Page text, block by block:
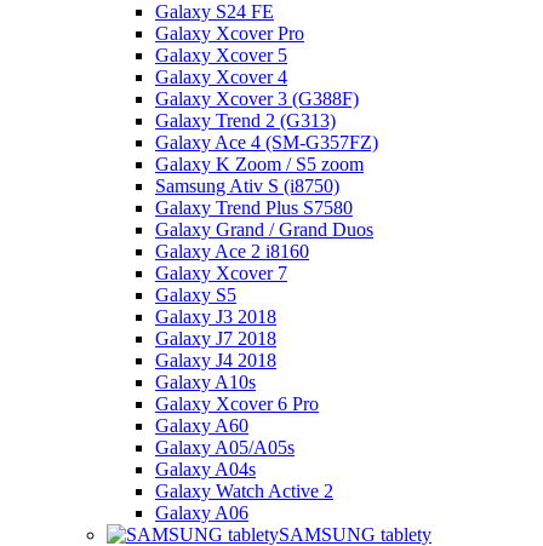
Galaxy S24 FE
Galaxy Xcover Pro
Galaxy Xcover 5
Galaxy Xcover 4
Galaxy Xcover 3 (G388F)
Galaxy Trend 2 (G313)
Galaxy Ace 4 (SM-G357FZ)
Galaxy K Zoom / S5 zoom
Samsung Ativ S (i8750)
Galaxy Trend Plus S7580
Galaxy Grand / Grand Duos
Galaxy Ace 2 i8160
Galaxy Xcover 7
Galaxy S5
Galaxy J3 2018
Galaxy J7 2018
Galaxy J4 2018
Galaxy A10s
Galaxy Xcover 6 Pro
Galaxy A60
Galaxy A05/A05s
Galaxy A04s
Galaxy Watch Active 2
Galaxy A06
SAMSUNG tablety